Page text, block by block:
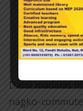
sprite nang
Matipid
screen
paggamit
Dahil madalas
nagko-